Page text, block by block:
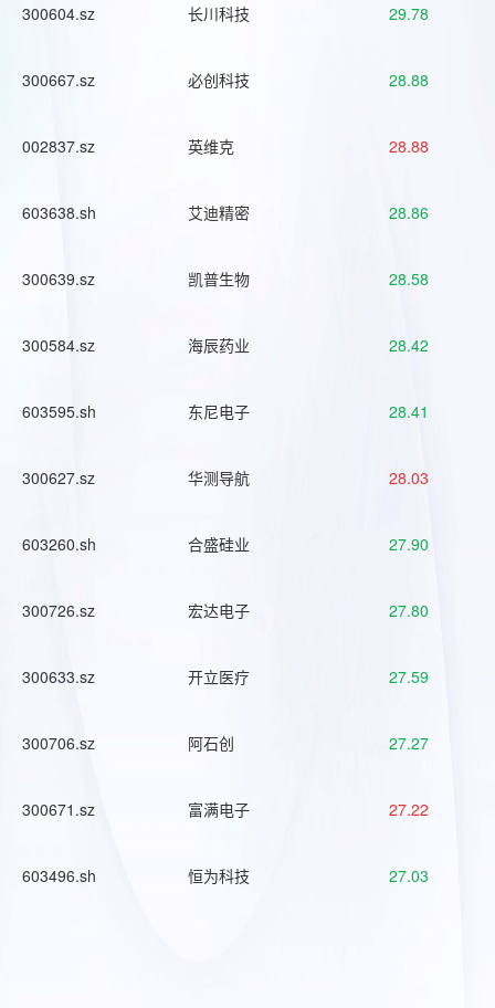
300604.sz 长川科技 29.78
300667.sz 必创科技 28.88
002837.sz 英维克 28.88
603638.sh 艾迪精密 28.86
300639.sz 凯普生物 28.58
300584.sz 海辰药业 28.42
603595.sh 东尼电子 28.41
300627.sz 华测导航 28.03
603260.sh 合盛硅业 27.90
300726.sz 宏达电子 27.80
300633.sz 开立医疗 27.59
300706.sz 阿石创 27.27
300671.sz 富满电子 27.22
603496.sh 恒为科技 27.03